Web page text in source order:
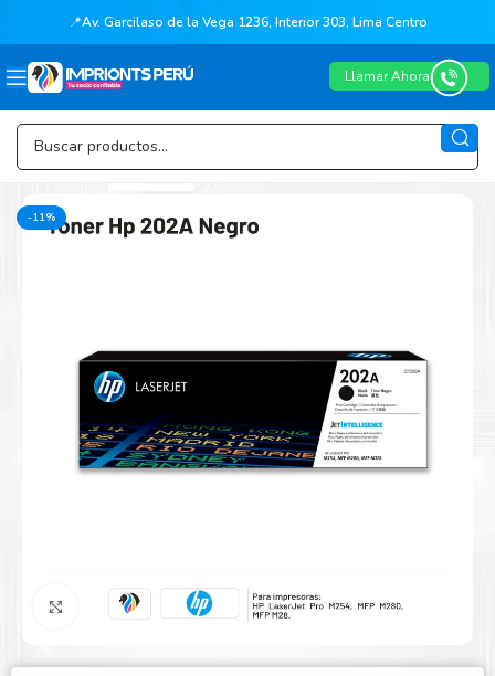
📍Av. Garcilaso de la Vega 1236, Interior 303, Lima Centro
Llamar Ahora
-11%
Agrandar